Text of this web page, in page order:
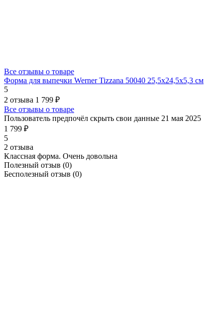
Все отзывы о товаре
Форма для выпечки Werner Tizzana 50040 25,5x24,5x5,3 см
5
2 отзыва 1 799 ₽
Все отзывы о товаре
Пользователь предпочёл скрыть свои данные 21 мая 2025
1 799 ₽
5
2 отзыва
Классная форма. Очень довольна
Полезный отзыв (0)
Бесполезный отзыв (0)